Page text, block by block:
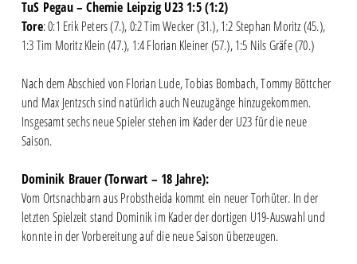
TuS Pegau – Chemie Leipzig U23 1:5 (1:2)
Tore: 0:1 Erik Peters (7.), 0:2 Tim Wecker (31.), 1:2 Stephan Moritz (45.),
1:3 Tim Moritz Klein (47.), 1:4 Florian Kleiner (57.), 1:5 Nils Gräfe (70.)
Nach dem Abschied von Florian Lude, Tobias Bombach, Tommy Böttcher
und Max Jentzsch sind natürlich auch Neuzugänge hinzugekommen.
Insgesamt sechs neue Spieler stehen im Kader der U23 für die neue
Saison.
Dominik Brauer (Torwart – 18 Jahre):
Vom Ortsnachbarn aus Probstheida kommt ein neuer Torhüter. In der
letzten Spielzeit stand Dominik im Kader der dortigen U19-Auswahl und
konnte in der Vorbereitung auf die neue Saison überzeugen.